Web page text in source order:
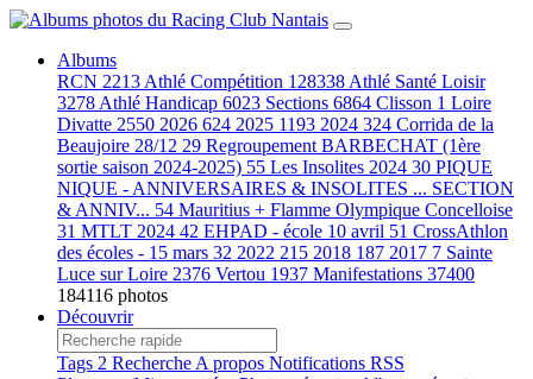
Albums
RCN 2213 Athlé Compétition 128338 Athlé Santé Loisir
3278 Athlé Handicap 6023 Sections 6864 Clisson 1 Loire
Divatte 2550 2026 624 2025 1193 2024 324 Corrida de la
Beaujoire 28/12 29 Regroupement BARBECHAT (1ère
sortie saison 2024-2025) 55 Les Insolites 2024 30 PIQUE
NIQUE - ANNIVERSAIRES & INSOLITES ... SECTION
& ANNIV... 54 Mauritius + Flamme Olympique Concelloise
31 MTLT 2024 42 EHPAD - école 10 avril 51 CrossAthlon
des écoles - 15 mars 32 2022 215 2018 187 2017 7 Sainte
Luce sur Loire 2376 Vertou 1937 Manifestations 37400
184116 photos
Découvrir
Tags 2 Recherche A propos Notifications RSS